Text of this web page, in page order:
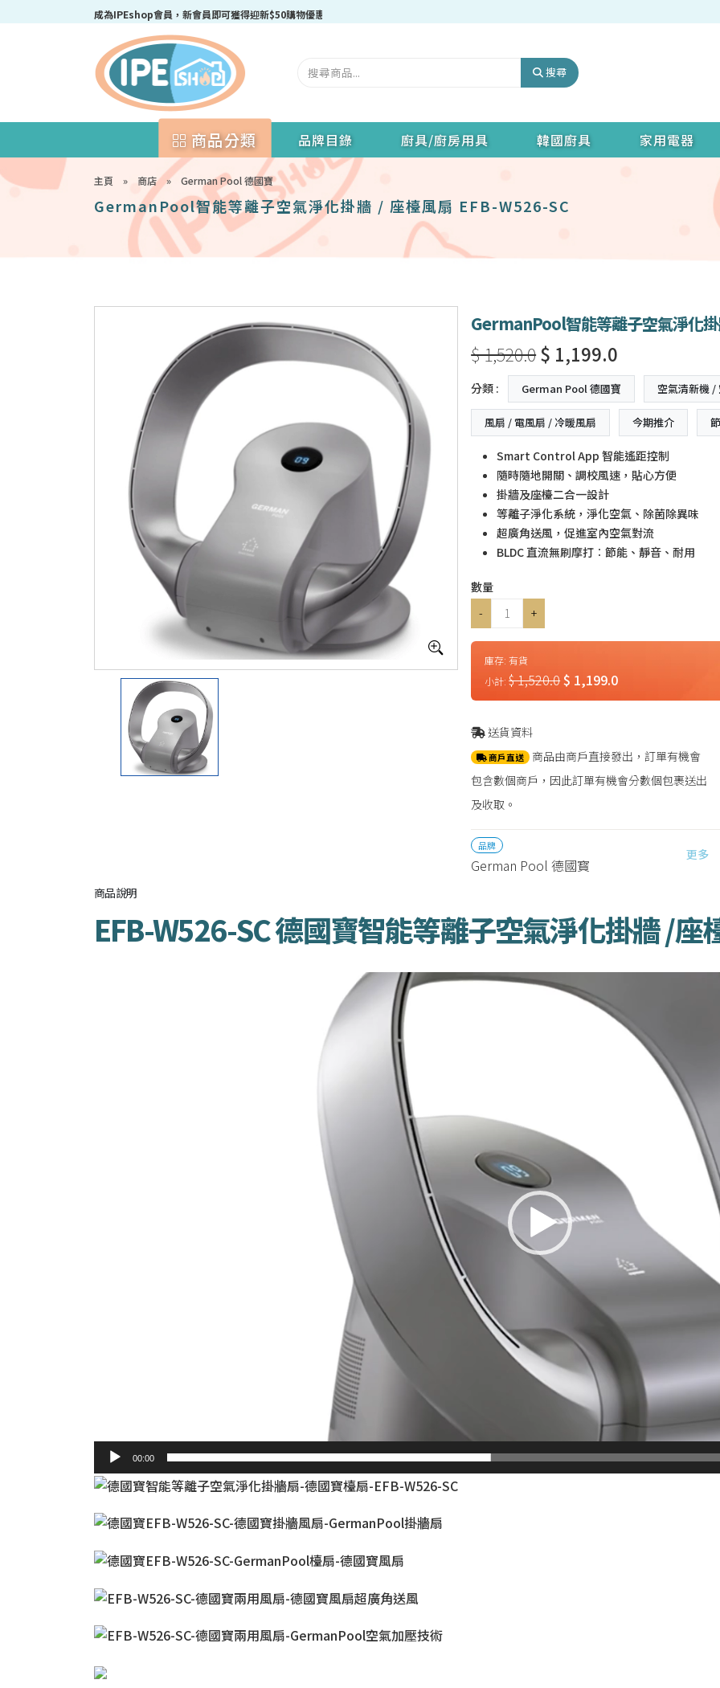
成為IPEshop會員，新會員即可獲得迎新$50購物優惠碼！
搜尋
商品分類 品牌目錄 廚具/廚房用具 韓國廚具 家用電器
主頁 » 商店» German Pool 德國寶
GermanPool智能等離子空氣淨化掛牆 / 座檯風扇 EFB-W526-SC
GermanPool智能等離子空氣淨化
$ 1,520.0$ 1,199.0
分類 : German Pool 德國寶 空氣清新機 /
風扇 / 電風扇 / 冷暖風扇 今期推介
Smart Control App 智能遙距控制
隨時隨地開關、調校風速，貼心方便
掛牆及座檯二合一設計
等離子淨化系統，淨化空氣、除菌除異味
超廣角送風，促進室內空氣對流
BLDC 直流無刷摩打︰節能、靜音、耐用
數量
-
+
庫存:有貨
小計:$ 1,520.0$ 1,199.0
送貨資料
商戶直送 商品由商戶直接發出，訂單有機會
包含數個商戶，因此訂單有機會分數個包裹送出
及收取。
品牌
German Pool 德國寳
更多
商品說明
EFB-W526-SC 德國寶智能等離子空氣淨化掛牆 /座
00:00